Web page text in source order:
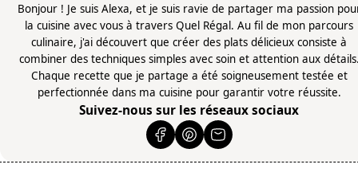
Bonjour ! Je suis Alexa, et je suis ravie de partager ma passion
la cuisine avec vous à travers Quel Régal. Au fil de mon parcours
culinaire, j'ai découvert que créer des plats délicieux consiste à
combiner des techniques simples avec soin et attention aux
Chaque recette que je partage a été soigneusement testée et
perfectionnée dans ma cuisine pour garantir votre réussite.
Suivez-nous sur les réseaux sociaux